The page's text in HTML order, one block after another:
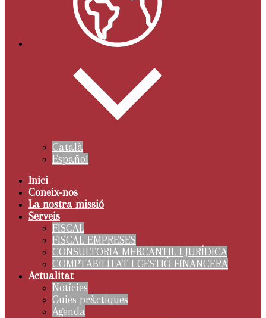
Català
Español
Inici
Coneix-nos
La nostra missió
Serveis
FISCAL
FISCAL EMPRESES
CONSULTORIA MERCANTIL I JURÍDICA
COMPTABILITAT I GESTIÓ FINANCERA
Actualitat
Notícies
Guies pràctiques
Agenda